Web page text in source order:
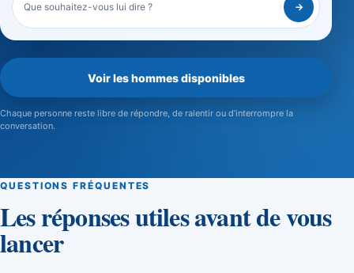
Que souhaitez-vous lui dire ? →
Voir les hommes disponibles
Chaque personne reste libre de répondre, de ralentir ou d’interrompre la
conversation.
QUESTIONS FRÉQUENTES
Les réponses utiles avant de vous
lancer